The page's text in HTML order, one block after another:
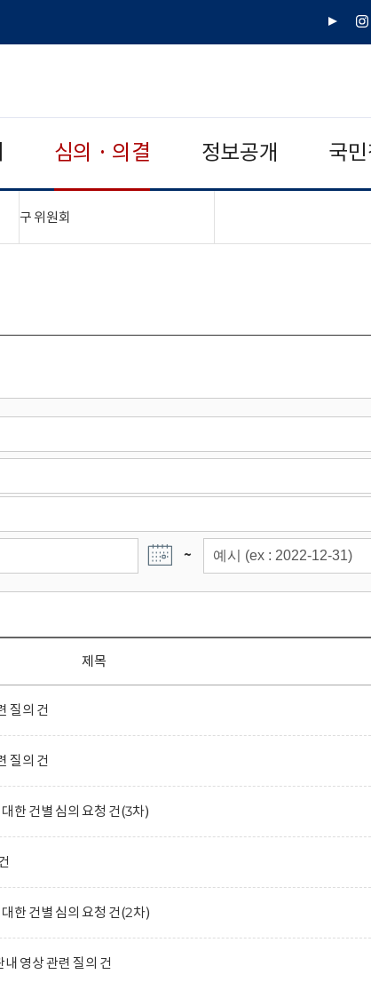
유
인
심의 · 의결 정보공개 국
구 위원회
~
제목
질의 건
질의 건
한 건별 심의 요청 건(3차)
한 건별 심의 요청 건(2차)
영상 관련 질의 건